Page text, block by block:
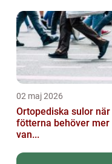
02 maj 2026
Ortopediska sulor när
fötterna behöver mer
van...